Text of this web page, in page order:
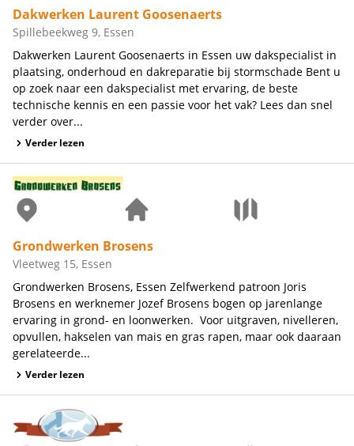
Dakwerken Laurent Goosenaerts
Spillebeekweg 9, Essen
Dakwerken Laurent Goosenaerts in Essen uw dakspecialist in
plaatsing, onderhoud en dakreparatie bij stormschade Bent u
op zoek naar een dakspecialist met ervaring, de beste
technische kennis en een passie voor het vak? Lees dan snel
verder over...
Verder lezen
Grondwerken Brosens
Vleetweg 15, Essen
Grondwerken Brosens, Essen Zelfwerkend patroon Joris
Brosens en werknemer Jozef Brosens bogen op jarenlange
ervaring in grond- en loonwerken. Voor uitgraven, nivelleren,
opvullen, hakselen van mais en gras rapen, maar ook daaraan
gerelateerde...
Verder lezen